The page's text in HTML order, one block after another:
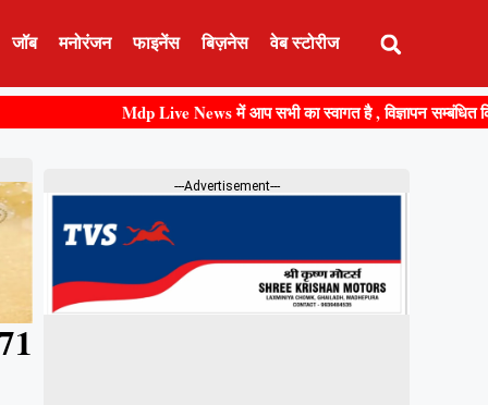
जॉब मनोरंजन फाइनेंस बिज़नेस वेब स्टोरीज
Mdp Live News में आप सभी का स्वागत है , विज्ञापन सम्बंधित किसी भी
---Advertisement---